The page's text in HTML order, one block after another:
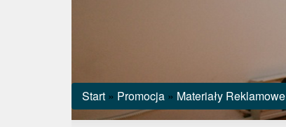
Start » Promocja » Materiały Reklamowe